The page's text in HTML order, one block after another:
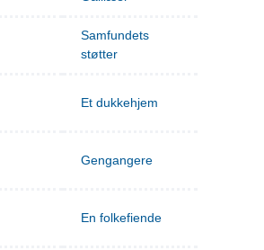
Samfundets
støtter
Et dukkehjem
Gengangere
En folkefiende